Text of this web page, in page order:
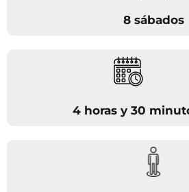
8 sábados
4 horas y 30